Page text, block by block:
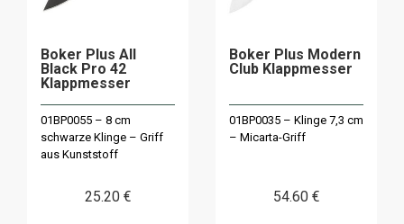
Boker Plus All
Black Pro 42
Klappmesser
01BP0055 – 8 cm
schwarze Klinge – Griff
aus Kunststoff
25.20 €
Boker Plus Modern
Club Klappmesser
01BP0035 – Klinge 7,3 cm
– Micarta-Griff
54.60 €